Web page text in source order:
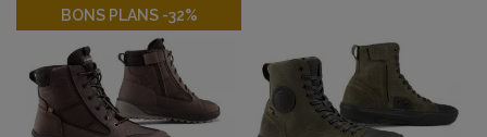
BONS PLANS -32%